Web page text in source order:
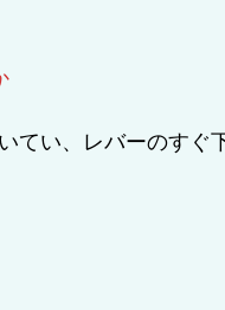
てい、レバーのすぐ